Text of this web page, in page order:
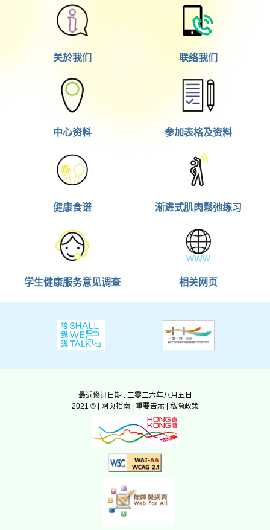
吃‧玩‧睡 - 好心情懒人包
睡眠有利考试？
关於我们 联络我们
中心资料 参加表格及资料
健康食谱 渐进式肌肉鬆弛练习
学生健康服务意见调查 相关网页
最近修订日期 : 二零二六年八月五日
2021 © | 网页指南| 重要告示| 私隐政策